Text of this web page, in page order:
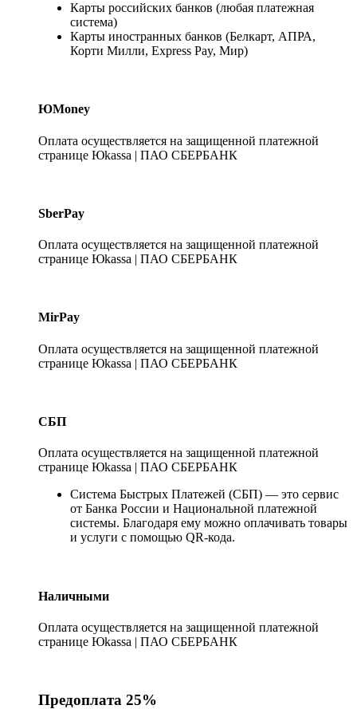
Карты российских банков (любая платежная
система)
Карты иностранных банков (Белкарт, АПРА,
Корти Милли, Express Pay, Мир)
ЮMoney
Оплата осуществляется на защищенной платежной
странице Юkassa | ПАО СБЕРБАНК
SberPay
Оплата осуществляется на защищенной платежной
странице Юkassa | ПАО СБЕРБАНК
MirPay
Оплата осуществляется на защищенной платежной
странице Юkassa | ПАО СБЕРБАНК
СБП
Оплата осуществляется на защищенной платежной
странице Юkassa | ПАО СБЕРБАНК
Система Быстрых Платежей (СБП) — это сервис
от Банка России и Национальной платежной
системы. Благодаря ему можно оплачивать товары
и услуги с помощью QR-кода.
Наличными
Оплата осуществляется на защищенной платежной
странице Юkassa | ПАО СБЕРБАНК
Предоплата 25%